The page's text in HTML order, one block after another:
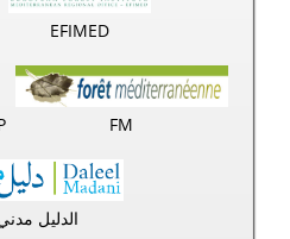
EFIMED
FM
الدليل